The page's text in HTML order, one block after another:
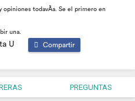
opiniones todavÃ­a. Se el primero en
una.
U Compartir
PREGUNTAS